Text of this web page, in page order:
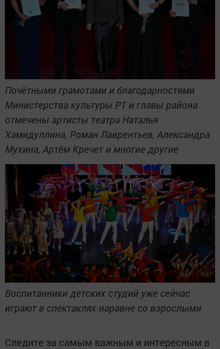
Почётными грамотами и благодарностями
Министерства культуры РТ и главы района
отмечены артисты театра Наталья
Хамидуллина, Роман Лаврентьев, Александра
Мухина, Артём Кречет и многие другие
Воспитанники детских студий уже сейчас
играют в спектаклях наравне со взрослыми
Следите за самым важным и интересным в